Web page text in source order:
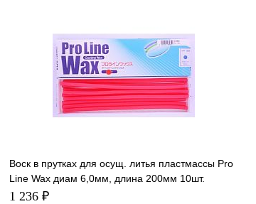
Воск в прутках для осущ. литья пластмассы Pro
Line Wax диам 6,0мм, длина 200мм 10шт.
YAMAHACHI
1 236 ₽